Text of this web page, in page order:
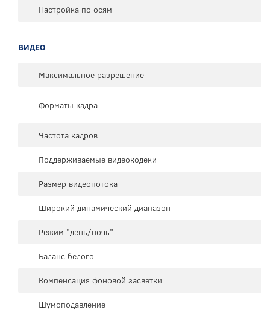
Настройка по осям
ВИДЕО
Максимальное разрешение
Форматы кадра
Частота кадров
Поддерживаемые видеокодеки
Размер видеопотока
Широкий динамический диапазон
Режим "день/ночь"
Баланс белого
Компенсация фоновой засветки
Шумоподавление